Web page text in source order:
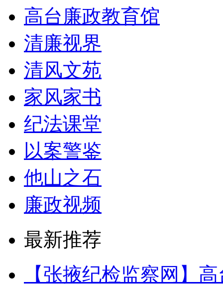
高台廉政教育馆
清廉视界
清风文苑
家风家书
纪法课堂
以案警鉴
他山之石
廉政视频
最新推荐
【张掖纪检监察网】